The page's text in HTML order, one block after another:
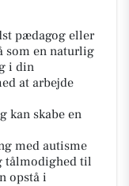
pædagog eller
som en naturlig
i din
at arbejde
kan skabe en
med autisme
tålmodighed til
opstå i